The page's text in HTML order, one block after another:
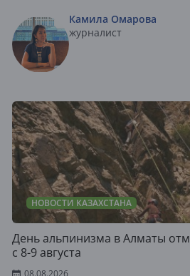
Камила Омарова
журналист
НОВОСТИ КАЗАХСТАНА
День альпинизма в Алматы
с 8-9 августа